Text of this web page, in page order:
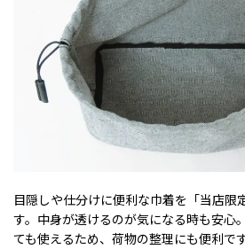
目隠しや仕分けに便利な巾着を「当店限
す。中身が透けるのが気になる時も安心
ても使えるため、荷物の整理にも便利です